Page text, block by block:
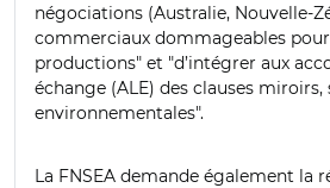
négociations (Australie, Nouvelle-
commerciaux dommageables
productions" et "d’intégrer aux
échange (ALE) des clauses miroirs,
environnementales".
La FNSEA demande également la